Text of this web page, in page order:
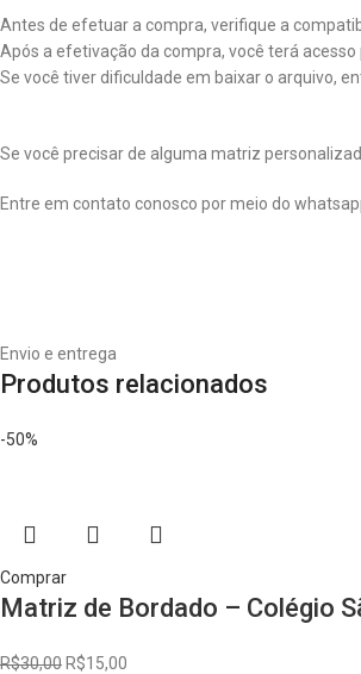
Antes de efetuar a compra, verifique a
Após a efetivação da compra, você terá
Se você tiver dificuldade em baixar o arquivo,
Se você precisar de alguma matriz
Entre em contato conosco por meio do
Envio e entrega
Produtos relacionados
-50%
Comprar
Matriz de Bordado – Colégio
R$30,00R$15,00